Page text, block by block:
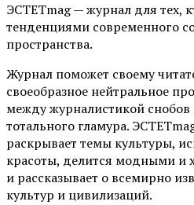
ЭСТЕТmag — журнал для тех,
тенденциями современного
пространства.
Журнал поможет своему
своеобразное нейтральное
между журналистикой
тотального гламура.
раскрывает темы культуры,
красоты, делится модными и
и рассказывает о всемирно
культур и цивилизаций.